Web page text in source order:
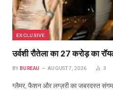
EXCLUSIVE
उर्वशी रौतेला का ₹27 करोड़ का
BY BUREAU AUGUST 7, 2026 3
ग्लैमर, फैशन और लग्ज़री का जबरदस्त संगम